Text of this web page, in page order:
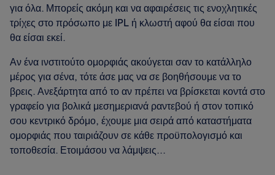
για όλα. Μπορείς ακόμη και να αφαιρέσεις τις ενοχλητικές
τρίχες στο πρόσωπο με IPL ή κλωστή αφού θα είσαι που
θα είσαι εκεί.
Αν ένα ινστιτούτο ομορφιάς ακούγεται σαν το κατάλληλο
μέρος για σένα, τότε άσε μας να σε βοηθήσουμε να το
βρεις. Ανεξάρτητα από το αν πρέπει να βρίσκεται κοντά στο
γραφείο για βολικά μεσημεριανά ραντεβού ή στον τοπικό
σου κεντρικό δρόμο, έχουμε μια σειρά από καταστήματα
ομορφιάς που ταιριάζουν σε κάθε προϋπολογισμό και
τοποθεσία. Ετοιμάσου να λάμψεις...